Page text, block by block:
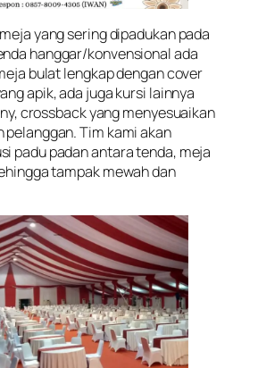
yang sering dipadukan pada
hanggar/konvensional ada
bulat lengkap dengan cover
apik, ada juga kursi lainnya
crossback yang menyesuaikan
pelanggan. Tim kami akan
padu padan antara tenda, meja
tampak mewah dan